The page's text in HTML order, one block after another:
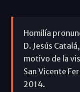
Homilía
D. Jesús
motivo de la
San Vicente
2014.